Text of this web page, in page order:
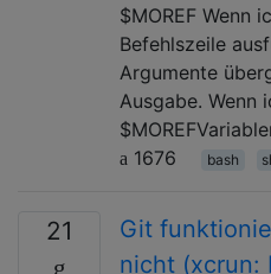
$MOREF Wenn
Befehlszeile
Argumente
Ausgabe. Wenn
1676
bash
21
Git
nicht (xcrun: